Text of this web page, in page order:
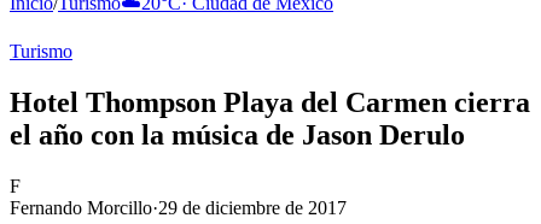
Turismo
Hotel Thompson Playa del Carmen cierra
el año con la música de Jason Derulo
F
Fernando Morcillo·29 de diciembre de 2017